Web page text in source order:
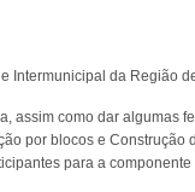
Intermunicipal da Região
assim como dar
por blocos e Construção
para a